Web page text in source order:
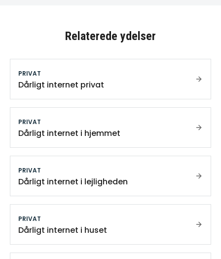
Relaterede ydelser
PRIVAT
Dårligt internet privat
PRIVAT
Dårligt internet i hjemmet
PRIVAT
Dårligt internet i lejligheden
PRIVAT
Dårligt internet i huset